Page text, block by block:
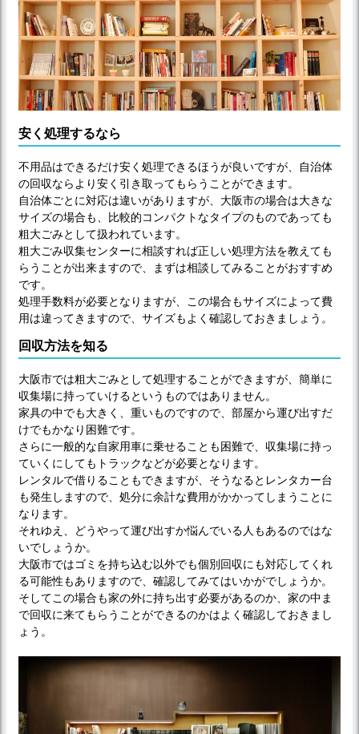
安く処理するなら
不用品はできるだけ安く処理できるほうが良いですが、自治体
の回収ならより安く引き取ってもらうことができます。
自治体ごとに対応は違いがありますが、大阪市の場合は大きな
サイズの場合も、比較的コンパクトなタイプのものであっても
粗大ごみとして扱われています。
粗大ごみ収集センターに相談すれば正しい処理方法を教えても
らうことが出来ますので、まずは相談してみることがおすすめ
です。
処理手数料が必要となりますが、この場合もサイズによって費
用は違ってきますので、サイズもよく確認しておきましょう。
回収方法を知る
大阪市では粗大ごみとして処理することができますが、簡単に
収集場に持っていけるというものではありません。
家具の中でも大きく、重いものですので、部屋から運び出すだ
けでもかなり困難です。
さらに一般的な自家用車に乗せることも困難で、収集場に持っ
ていくにしてもトラックなどが必要となります。
レンタルで借りることもできますが、そうなるとレンタカー台
も発生しますので、処分に余計な費用がかかってしまうことに
なります。
それゆえ、どうやって運び出すか悩んでいる人もあるのではな
いでしょうか。
大阪市ではゴミを持ち込む以外でも個別回収にも対応してくれ
る可能性もありますので、確認してみてはいかがでしょうか。
そしてこの場合も家の外に持ち出す必要があるのか、家の中ま
で回収に来てもらうことができるのかはよく確認しておきまし
ょう。